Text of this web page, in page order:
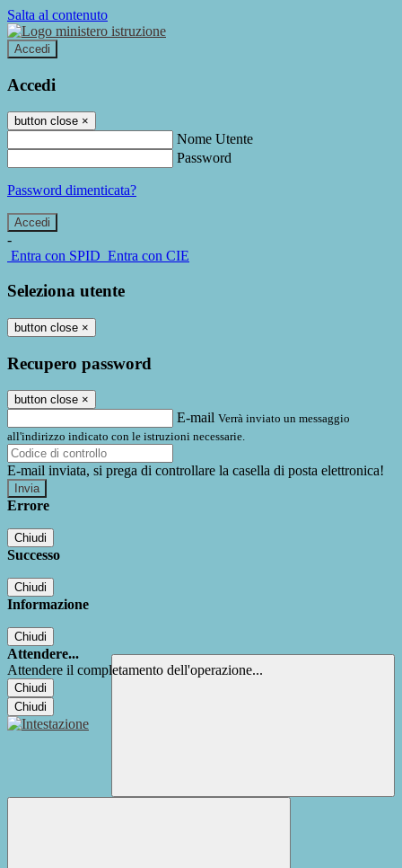
Salta al contenuto
Accedi
Accedi
button close ×
Nome Utente
Password
Password dimenticata?
-
Entra con SPID Entra con CIE
Seleziona utente
button close ×
Recupero password
button close ×
E-mail Verrà inviato un messaggio
all'indirizzo indicato con le istruzioni necessarie.
E-mail inviata, si prega di controllare la casella di posta elettronica!
Errore
Chiudi
Successo
Chiudi
Informazione
Chiudi
Attendere...
Attendere il completamento dell'operazione...
Chiudi
Chiudi